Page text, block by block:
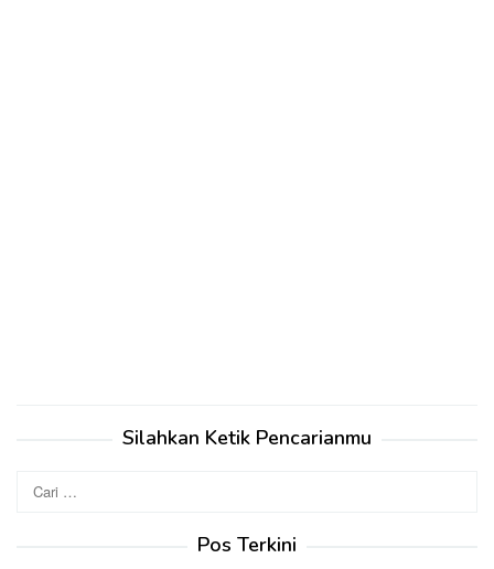
Silahkan Ketik Pencarianmu
untuk:
Pos Terkini